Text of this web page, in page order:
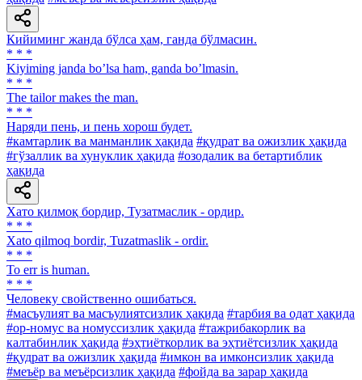
Кийиминг жанда бўлса ҳам, ганда бўлмасин.
* * *
Kiyiming janda boʼlsa ham, ganda boʼlmasin.
* * *
The tailor makes the man.
* * *
Наряди пень, и пень хорош будет.
#камтарлик ва манманлик ҳақида #қудрат ва ожизлик ҳақида
#гўзаллик ва хунуклик ҳақида #озодалик ва бетартиблик
ҳақида
Хато қилмоқ бордир, Тузатмаслик - ордир.
* * *
Xato qilmoq bordir, Tuzatmaslik - ordir.
* * *
To err is human.
* * *
Человеку свойственно ошибаться.
#масъулият ва масъулиятсизлик ҳақида #тарбия ва одат ҳақида
#ор-номус ва номуссизлик ҳақида #тажрибакорлик ва
калтабинлик ҳақида #эҳтиёткорлик ва эҳтиётсизлик ҳақида
#қудрат ва ожизлик ҳақида #имкон ва имконсизлик ҳақида
#меъёр ва меъёрсизлик ҳақида #фойда ва зарар ҳақида